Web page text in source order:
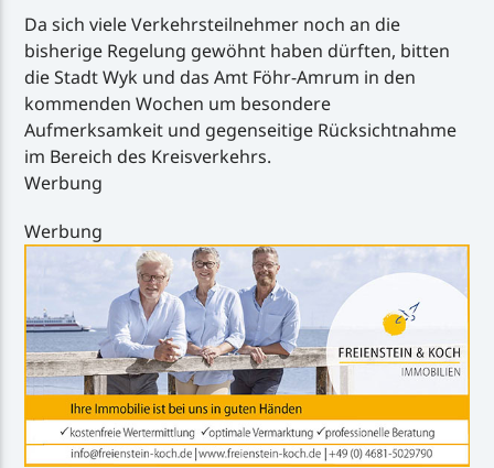
Da sich viele Verkehrsteilnehmer noch an die
bisherige Regelung gewöhnt haben dürften, bitten
die Stadt Wyk und das Amt Föhr-Amrum in den
kommenden Wochen um besondere
Aufmerksamkeit und gegenseitige Rücksichtnahme
im Bereich des Kreisverkehrs.
Werbung
Werbung